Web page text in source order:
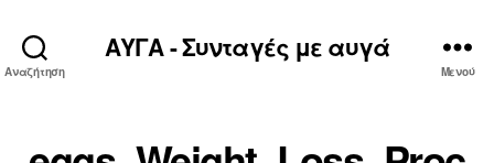
Αναζήτηση
ΑΥΓΑ - Συνταγές με αυγά
Μενού